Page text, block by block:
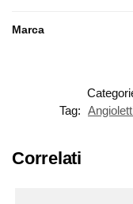
Marca
Tag:
Correlati